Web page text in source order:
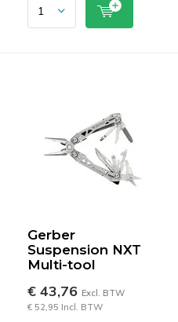
Gerber
Suspension NXT
Multi-tool
€ 43,76 Excl. BTW
€ 52,95 Incl. BTW